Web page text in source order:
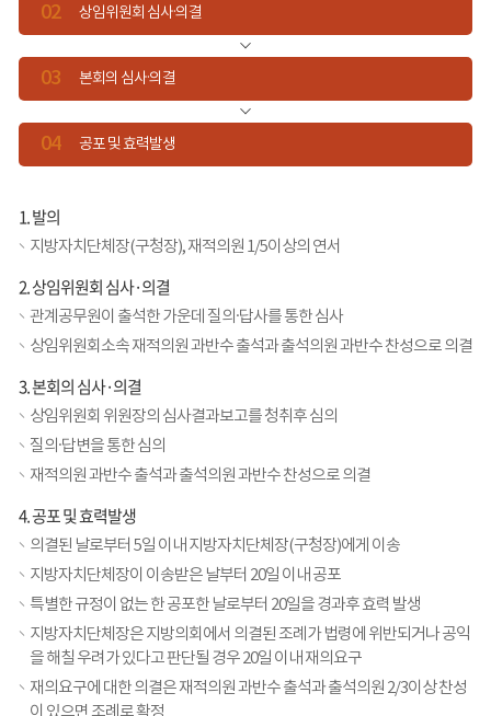
02 상임위원회 심사·의결
03 본회의 심사·의결
04 공포 및효력발생
1. 발의
지방자치단체장(구청장), 재적의원 1/5이상의 연서
2. 상임위원회 심사·의결
관계공무원이 출석한 가운데 질의·답사를 통한 심사
상임위원회소속 재적의원 과반수 출석과 출석의원 과반수 찬성으로 의결
3. 본회의 심사·의결
상임위원회 위원장의 심사결과보고를 청취후 심의
질의·답변을 통한 심의
재적의원 과반수 출석과 출석의원 과반수 찬성으로 의결
4. 공포 및 효력발생
의결된 날로부터 5일 이내 지방자치단체장(구청장)에게 이송
지방자치단체장이 이송받은 날부터 20일 이내 공포
특별한 규정이 없는 한 공포한 날로부터 20일을 경과후 효력 발생
지방자치단체장은 지방의회에서 의결된 조례가 법령에 위반되거나 공익
을 해칠 우려가 있다고 판단될 경우 20일 이내 재의요구
재의요구에 대한 의결은 재적의원 과반수 출석과 출석의원 2/3이상 찬성
이 있으면 조례로 확정